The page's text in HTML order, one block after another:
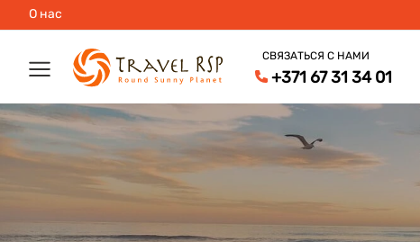
О нас
СВЯЗАТЬСЯ С НАМИ
+371 67 31 34 01